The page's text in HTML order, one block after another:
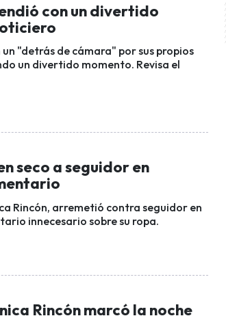
con un divertido
"detrás de cámara" por sus propios
un divertido momento. Revisa el
seco a seguidor en
Rincón, arremetió contra seguidor en
innecesario sobre su ropa.
Rincón marcó la noche